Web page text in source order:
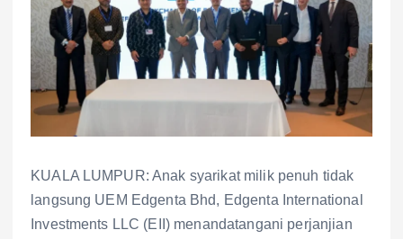
KUALA LUMPUR: Anak syarikat milik penuh tidak
langsung UEM Edgenta Bhd, Edgenta International
Investments LLC (EII) menandatangani perjanjian